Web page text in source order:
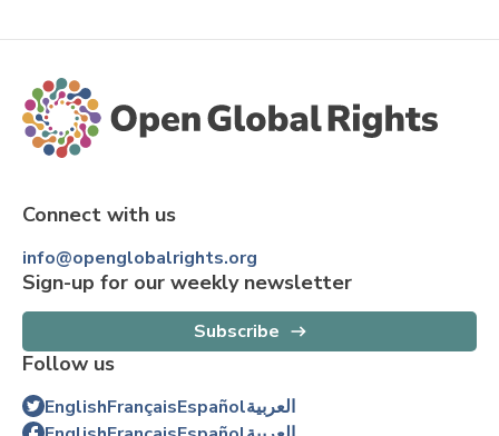
Connect with us
info@openglobalrights.org
Sign-up for our weekly newsletter
Subscribe
Follow us
EnglishFrançaisEspañolالعربية